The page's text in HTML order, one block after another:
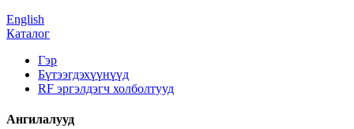
English
Каталог
Гэр
Бүтээгдэхүүнүүд
RF эргэлдэгч холболтууд
Ангилалууд